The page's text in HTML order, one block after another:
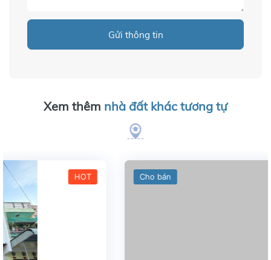
Gửi thông tin
Xem thêm nhà đất khác tương tự